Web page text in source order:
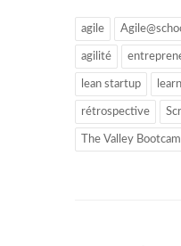
agile
agilité
lean startup
rétrospective
The Valley